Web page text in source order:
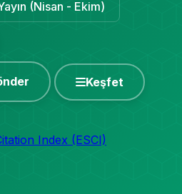
(Nisan - Ekim)
Keşfet
Index (ESCI)